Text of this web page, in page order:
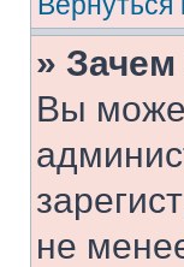
»
Вы
не